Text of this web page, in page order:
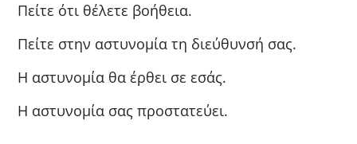
Πείτε ότι θέλετε βοήθεια.
Πείτε στην αστυνομία τη διεύθυνσή σας.
Η αστυνομία θα έρθει σε εσάς.
Η αστυνομία σας προστατεύει.